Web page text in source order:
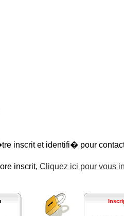
inscrit et identifi� pour
inscrit, Cliquez ici pour vous